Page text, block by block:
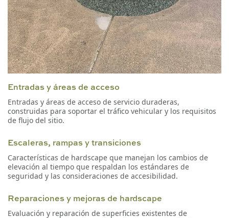
Entradas y áreas de acceso
Entradas y áreas de acceso de servicio duraderas,
construidas para soportar el tráfico vehicular y los requisitos
de flujo del sitio.
Escaleras, rampas y transiciones
Características de hardscape que manejan los cambios de
elevación al tiempo que respaldan los estándares de
seguridad y las consideraciones de accesibilidad.
Reparaciones y mejoras de hardscape
Evaluación y reparación de superficies existentes de